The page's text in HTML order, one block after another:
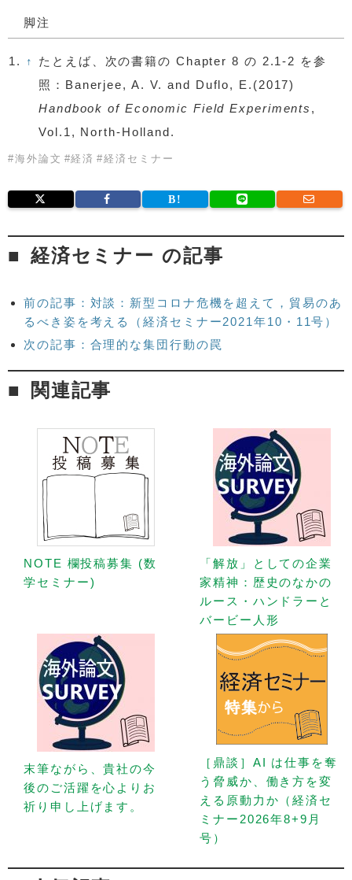
脚注
1. ↑
たとえば、次の書籍の Chapter 8 の 2.1-2 を参
照：Banerjee, A. V. and Duflo, E.(2017)
Handbook of Economic Field Experiments ,
Vol.1, North-Holland.
#海外論文 #経済 #経済セミナー
経済セミナー の記事
前の記事：対談：新型コロナ危機を超えて，貿易のあ
るべき姿を考える（経済セミナー2021年10・11号）
次の記事：合理的な集団行動の罠
関連記事
NOTE 欄投稿募集 (数
学セミナー)
「解放」としての企業
家精神：歴史のなかの
ルース・ハンドラーと
バービー人形
末筆ながら、貴社の今
後のご活躍を心よりお
祈り申し上げます。
［鼎談］AI は仕事を奪
う脅威か、働き方を変
える原動力か（経済セ
ミナー2026年8+9月
号）